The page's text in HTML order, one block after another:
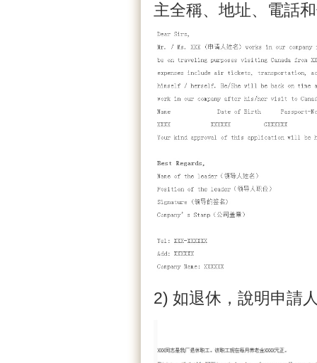
主全稱、地址、電話
2) 如退休，說明申請